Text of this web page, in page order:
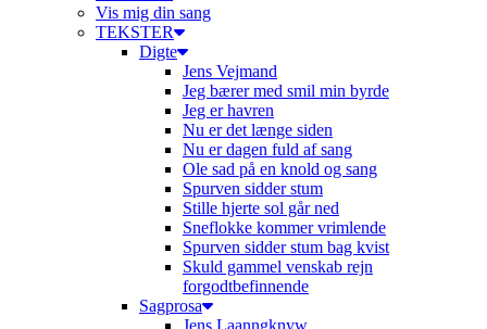
Vis mig din sang
TEKSTER
Digte
Jens Vejmand
Jeg bærer med smil min byrde
Jeg er havren
Nu er det længe siden
Nu er dagen fuld af sang
Ole sad på en knold og sang
Spurven sidder stum
Stille hjerte sol går ned
Sneflokke kommer vrimlende
Spurven sidder stum bag kvist
Skuld gammel venskab rejn
forgodtbefinnende
Sagprosa
Jens Laanngknyw